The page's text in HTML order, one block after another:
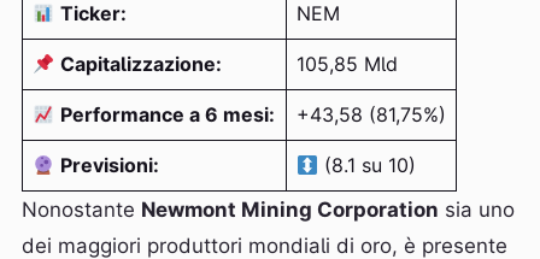
Ticker: NEM
Capitalizzazione: 105,85 Mld
Performance a 6 mesi: +43,58 (81,75%)
Previsioni:
(8.1 su 10)
Nonostante Newmont Mining Corporation sia uno
dei maggiori produttori mondiali di oro, è presente